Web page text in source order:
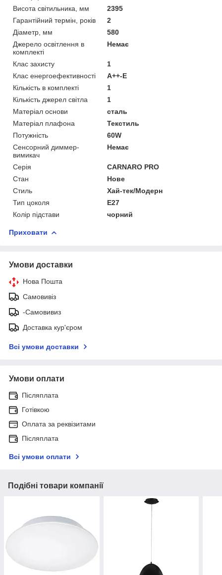
Висота світильника, мм
2395
Гарантійний термін, років
2
Діаметр, мм
580
Джерело освітлення в
комплекті
Немає
Клас захисту
1
Клас енергоефективності
A++-E
Кількість в комплекті
1
Кількість джерел світла
1
Матеріал основи
сталь
Матеріал плафона
Текстиль
Потужність
60W
Сенсорний диммер-
вимикач
Немає
Серія
CARNARO PRO
Стан
Нове
Стиль
Хай-тек/Модерн
Тип цоколя
E27
Колір підстави
чорний
Приховати
Умови доставки
Нова Пошта
Самовивіз
-Самовивиз
Доставка кур'єром
Всі умови доставки
Умови оплати
Післяплата
Готівкою
Оплата за реквізитами
Післяплата
Всі умови оплати
Подібні товари компанії